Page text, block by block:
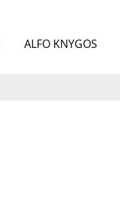
ALFO KNYGOS